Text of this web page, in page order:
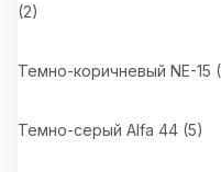
(2)
Темно-коричневый NE-15 (
Темно-серый Alfa 44 (5)